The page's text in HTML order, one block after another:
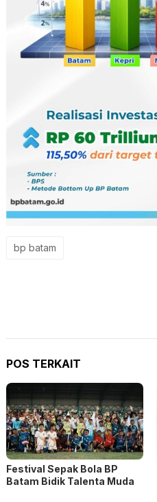
bp batam
POS TERKAIT
Festival Sepak Bola BP
Batam Bidik Talenta Muda